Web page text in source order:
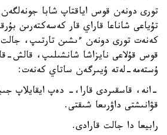
تورى دونەن قوس اياقتاپ شابا
تۇياعى شاناعا قاراي قار كەسەكتەرىن
كەنەت تورى دونەن ءىشىن تارتىپ، جالت
قوس قۇلاعى نايزاشا شانشىلىپ، قالش-
ۇستەمە-لەتە ۇيىرگەن ساتاي كەنەت:
-انە، قاسقىردى قارا،- دەپ ايقايلاپ
قۋانىشتى داۋرىعا شىقتى.
رابيعا دا جالت قارادى.